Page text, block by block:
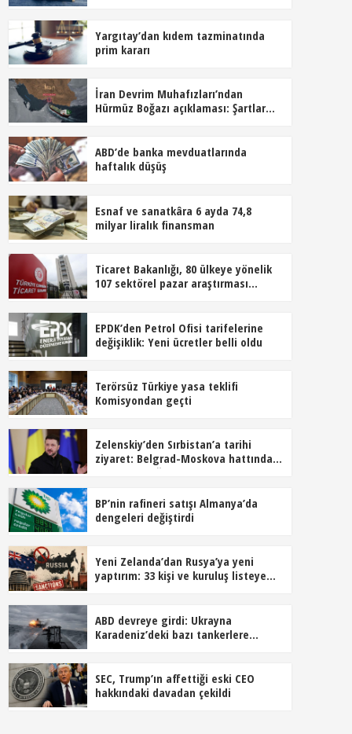
Yargıtay’dan kıdem tazminatında
prim kararı
İran Devrim Muhafızları’ndan
Hürmüz Boğazı açıklaması: Şartlar
ABD’de banka mevduatlarında
haftalık düşüş
Esnaf ve sanatkâra 6 ayda 74,8
milyar liralık finansman
Ticaret Bakanlığı, 80 ülkeye yönelik
107 sektörel pazar araştırması
EPDK’den Petrol Ofisi tarifelerine
değişiklik: Yeni ücretler belli oldu
Terörsüz Türkiye yasa teklifi
Komisyondan geçti
Zelenskiy’den Sırbistan’a tarihi
ziyaret: Belgrad-Moskova hattında
dengeler değişiyor
BP’nin rafineri satışı Almanya’da
dengeleri değiştirdi
Yeni Zelanda’dan Rusya’ya yeni
yaptırım: 33 kişi ve kuruluş listeye
ABD devreye girdi: Ukrayna
Karadeniz’deki bazı tankerlere
SEC, Trump’ın affettiği eski CEO
hakkındaki davadan çekildi